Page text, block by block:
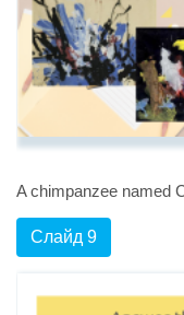
A chimpanzee named
Слайд 9